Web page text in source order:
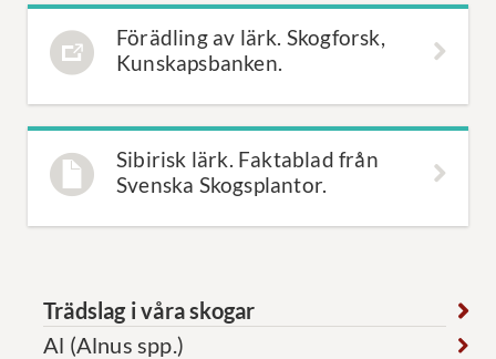
Förädling av lärk. Skogforsk,
Kunskapsbanken.
Sibirisk lärk. Faktablad från
Svenska Skogsplantor.
Trädslag i våra skogar
Al (Alnus spp.)